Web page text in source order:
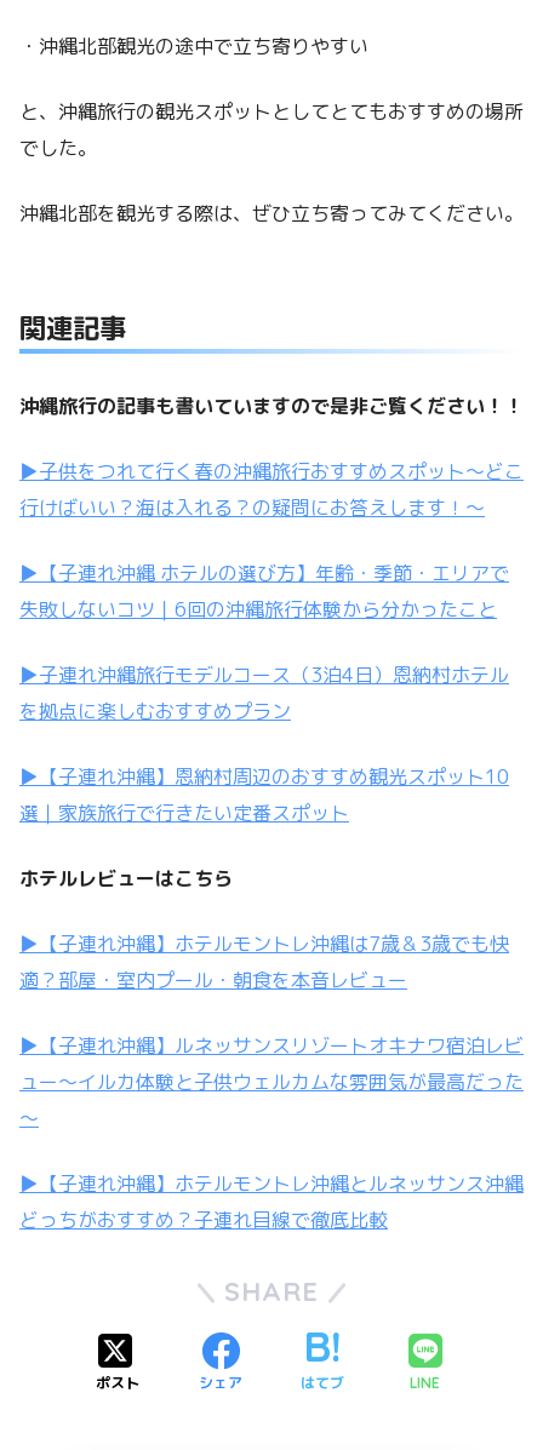
・沖縄北部観光の途中で立ち寄りやすい
と、沖縄旅行の観光スポットとしてとてもおすすめの場所
でした。
沖縄北部を観光する際は、ぜひ立ち寄ってみてください。
関連記事
沖縄旅行の記事も書いていますので是非ご覧ください！！
▶子供をつれて行く春の沖縄旅行おすすめスポット〜どこ
行けばいい？海は入れる？の疑問にお答えします！～
▶【子連れ沖縄 ホテルの選び方】年齢・季節・エリアで
失敗しないコツ｜6回の沖縄旅行体験から分かったこと
▶子連れ沖縄旅行モデルコース（3泊4日）恩納村ホテル
を拠点に楽しむおすすめプラン
▶【子連れ沖縄】恩納村周辺のおすすめ観光スポット10
選｜家族旅行で行きたい定番スポット
ホテルレビューはこちら
▶【子連れ沖縄】ホテルモントレ沖縄は7歳＆3歳でも快
適？部屋・室内プール・朝食を本音レビュー
▶【子連れ沖縄】ルネッサンスリゾートオキナワ宿泊レビ
ュー～イルカ体験と子供ウェルカムな雰囲気が最高だった
～
▶【子連れ沖縄】ホテルモントレ沖縄とルネッサンス沖縄
どっちがおすすめ？子連れ目線で徹底比較
SHARE
ポスト シェア はてブ LINE